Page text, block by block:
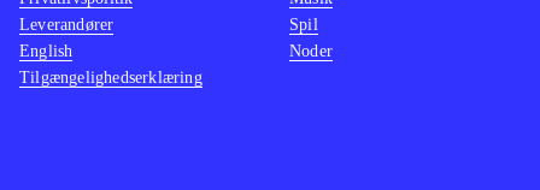
Leverandører
English
Tilgængelighedserklæring
Spil
Noder